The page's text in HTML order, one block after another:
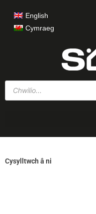
content
English
Cymraeg
Products
search
Cysylltwch â ni